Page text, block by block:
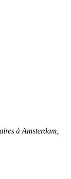
à Amsterdam,